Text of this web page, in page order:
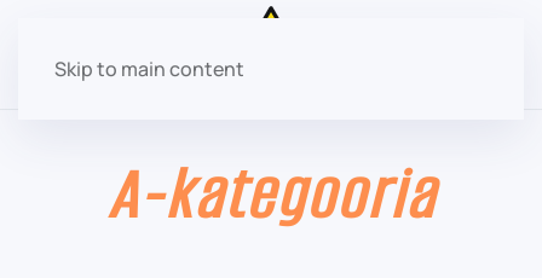
Skip to main content
A-kategooria